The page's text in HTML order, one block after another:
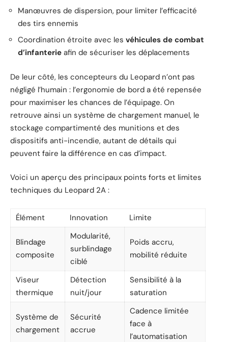
Manœuvres de dispersion, pour limiter l’efficacité
des tirs ennemis
Coordination étroite avec les véhicules de combat
d’infanterie afin de sécuriser les déplacements
De leur côté, les concepteurs du Leopard n’ont pas
négligé l’humain : l’ergonomie de bord a été repensée
pour maximiser les chances de l’équipage. On
retrouve ainsi un système de chargement manuel, le
stockage compartimenté des munitions et des
dispositifs anti-incendie, autant de détails qui
peuvent faire la différence en cas d’impact.
Voici un aperçu des principaux points forts et limites
techniques du Leopard 2A :
Élément Innovation Limite
Blindage
composite
Modularité,
surblindage
ciblé
Poids accru,
mobilité réduite
Viseur
thermique
Détection
nuit/jour
Sensibilité à la
saturation
Système de
chargement
Sécurité
accrue
Cadence limitée
face à
l’automatisation